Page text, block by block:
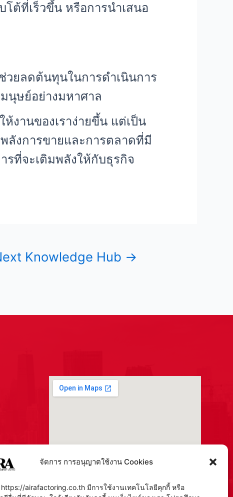
จัดการ การอนุญาตใช้งาน Cookies
https://airafactoring.co.th มีการใช้งานเทคโนโลยีคุกกี้ หรือ
ต้ที่เร็วขึ้น หรือการนำเสนอ
วยลดต้นทุนในการดำเนินการ
นุษย์อย่างมหาศาล
งานของเราง่ายขึ้น แต่เป็น
ลังการขายและการตลาดที่มี
ที่จะเติมพลังให้กับธุรกิจ
Knowledge Hub →